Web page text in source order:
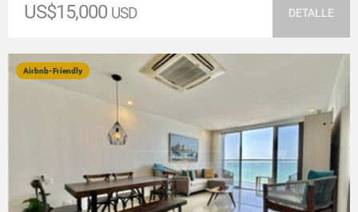
US$15,000 USD DETALLE
Airbnb-Friendly
VER DETALLES